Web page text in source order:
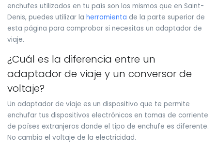
enchufes utilizados en tu país son los mismos que en Saint-
Denis, puedes utilizar la herramienta de la parte superior de
esta página para comprobar si necesitas un adaptador de
viaje.
¿Cuál es la diferencia entre un
adaptador de viaje y un conversor de
voltaje?
Un adaptador de viaje es un dispositivo que te permite
enchufar tus dispositivos electrónicos en tomas de corriente
de países extranjeros donde el tipo de enchufe es diferente.
No cambia el voltaje de la electricidad.